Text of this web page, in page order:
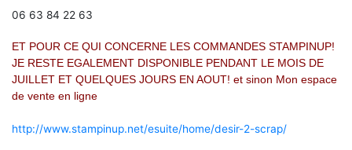
06 63 84 22 63
ET POUR CE QUI CONCERNE LES COMMANDES STAMPINUP!
JE RESTE EGALEMENT DISPONIBLE PENDANT LE MOIS DE
JUILLET ET QUELQUES JOURS EN AOUT! et sinon Mon espace
de vente en ligne
http://www.stampinup.net/esuite/home/desir-2-scrap/